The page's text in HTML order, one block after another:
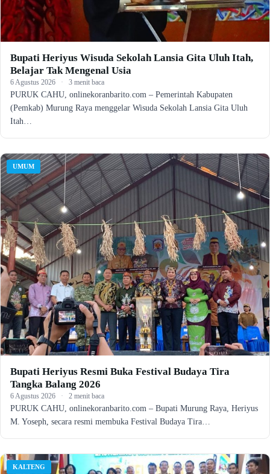
Bupati Heriyus Wisuda Sekolah Lansia Gita Uluh Itah,
Belajar Tak Mengenal Usia
6 Agustus 2026 · 3 menit baca
PURUK CAHU, onlinekoranbarito.com – Pemerintah Kabupaten
(Pemkab) Murung Raya menggelar Wisuda Sekolah Lansia Gita Uluh
Itah…
UMUM
Bupati Heriyus Resmi Buka Festival Budaya Tira
Tangka Balang 2026
6 Agustus 2026 · 2 menit baca
PURUK CAHU, onlinekoranbarito.com – Bupati Murung Raya, Heriyus
M. Yoseph, secara resmi membuka Festival Budaya Tira…
KALTENG